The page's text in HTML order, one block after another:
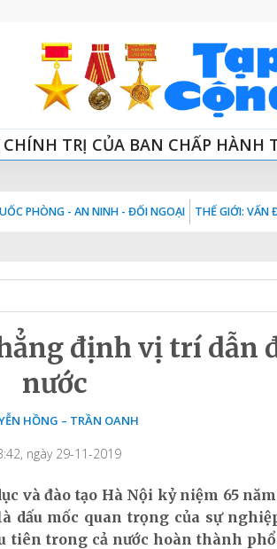
TRỊ CỦA BAN CHẤP
PHÒNG - AN NINH - ĐỐI NGOẠI THẾ GIỚI: VẤN
định vị trí dẫn
nước
HỒNG – TRẦN OANH
ngày 29-11-2019
và đào tạo Hà Nội kỷ niệm 65 năm
dấu mốc quan trọng của sự
tiên trong cả nước hoàn thành